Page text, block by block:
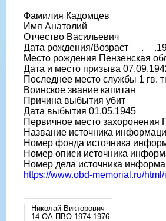
Фамилия Кадомцев
Имя Анатолий
Отчество Васильевич
Дата рождения/Возраст
Место рождения Пензенская
Дата и место призыва
Последнее место службы 1 гв.
Воинское звание капитан
Причина выбытия убит
Дата выбытия 01.05.1945
Первичное место захоронения
Название источника
Номер фонда источника
Номер описи источника
Номер дела источника
https://www.obd-memorial.ru/
Николай Викторович
14 ОА ПВО 1974-1976